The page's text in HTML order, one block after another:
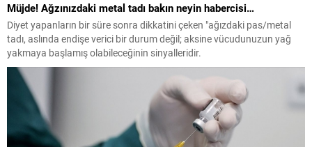
Müjde! Ağzınızdaki metal tadı bakın neyin habercisi…
Diyet yapanların bir süre sonra dikkatini çeken "ağızdaki pas/metal
tadı, aslında endişe verici bir durum değil; aksine vücudunuzun yağ
yakmaya başlamış olabileceğinin sinyalleridir.